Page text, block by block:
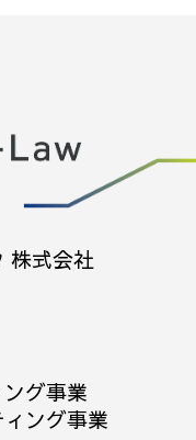
株式会社
グ事業
ング事業